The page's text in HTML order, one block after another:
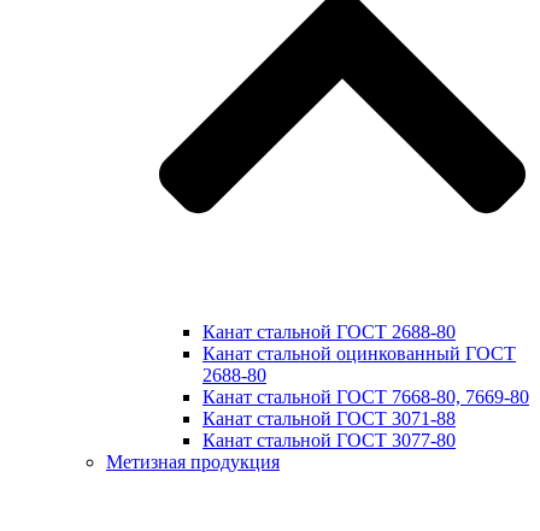
Канат стальной ГОСТ 2688-80
Канат стальной оцинкованный ГОСТ
2688-80
Канат стальной ГОСТ 7668-80, 7669-80
Канат стальной ГОСТ 3071-88
Канат стальной ГОСТ 3077-80
Метизная продукция